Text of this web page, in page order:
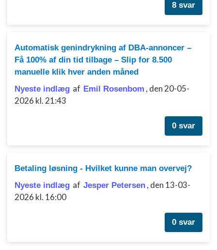
8 svar
Automatisk genindrykning af DBA-annoncer –
Få 100% af din tid tilbage – Slip for 8.500
manuelle klik hver anden måned
Nyeste indlæg af Emil Rosenbom , den 20-05-
2026 kl. 21:43
0 svar
Betaling løsning - Hvilket kunne man overvej?
Nyeste indlæg af Jesper Petersen , den 13-03-
2026 kl. 16:00
0 svar
Bruge begrænsede oplysninger til at vælge
indhold
placeringsoplysninger
Ydeevne
Funktionel